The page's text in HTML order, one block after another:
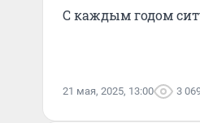
С каждым годом
21 мая, 2025, 13:00 3